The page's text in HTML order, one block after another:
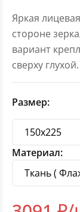
Яркая
стороне
вариант
сверху
Размер:
Материал: